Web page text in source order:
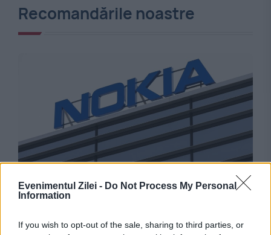
Evenimentul Zilei - Do Not Process My Personal
Information
If you wish to opt-out of the sale, sharing to third parties, or
Recomandările noastre
Mărirea și decăderea Nokia. Cum a ajuns
gigantul de 30% din piața mondială o simplă